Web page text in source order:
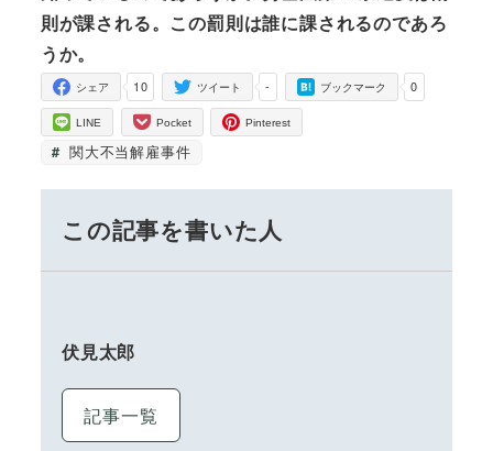
則が課される。この罰則は誰に課されるのであろ
うか。
10
シェア -
ツイート 0
ブックマーク
LINE Pocket Pinterest
関大不当解雇事件
この記事を書いた人
伏見太郎
記事一覧